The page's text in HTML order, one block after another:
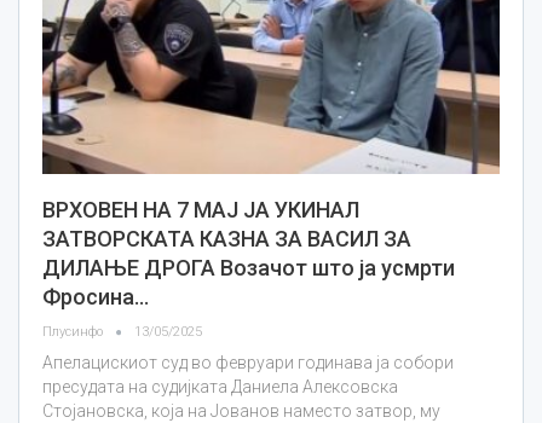
ВРХОВЕН НА 7 МАЈ ЈА УКИНАЛ
ЗАТВОРСКАТА КАЗНА ЗА ВАСИЛ ЗА
ДИЛАЊЕ ДРОГА Возачот што ја усмрти
Фросина…
Плусинфо 13/05/2025
Апелацискиот суд во февруари годинава ја собори
пресудата на судијката Даниела Алексовска
Стојановска, која на Јованов наместо затвор, му